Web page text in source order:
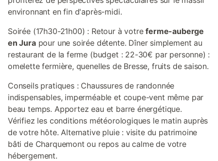
environnant en fin d'après-midi.
Soirée (17h30-21h00) : Retour à votreferme-auberge
en Jurapour une soirée détente. Dîner simplement au
restaurant de la ferme (budget : 22-30€ par personne) :
omelette fermière, quenelles de Bresse, fruits de saison.
Conseils pratiques : Chaussures de randonnée
indispensables, imperméable et coupe-vent même par
beau temps. Apportez eau et barre énergétique.
Vérifiez les conditions météorologiques le matin auprès
de votre hôte. Alternative pluie : visite du patrimoine
bâti de Charquemont ou repos au calme de votre
hébergement.